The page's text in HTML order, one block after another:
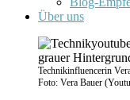
Über uns
Technikinfluencerin
Foto: Vera Bauer